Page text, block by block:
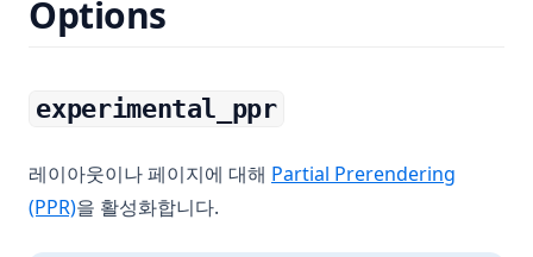
Options
experimental_ppr
레이아웃이나 페이지에 대해 Partial Prerendering
(PPR)을 활성화합니다.